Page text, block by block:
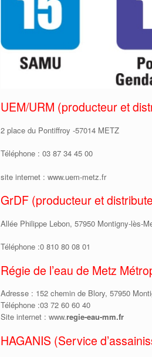
UEM/URM (producteur et
2 place du Pontiffroy -57014 METZ
Téléphone : 03 87 34 45 00
site internet : www.uem-metz.fr
GrDF (producteur et
Allée Philippe Lebon, 57950 Montigny-lès-
Téléphone :0 810 80 08 01
Régie de l’eau de Metz
Adresse : 152 chemin de Blory, 57950
Téléphone :03 72 60 60 40
Site internet : www.regie-eau-mm.fr
HAGANIS (Service